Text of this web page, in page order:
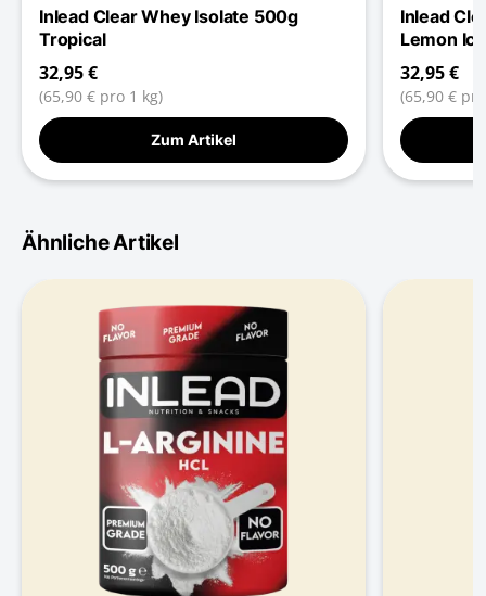
Inlead Clear Whey Isolate 500g
Tropical
32,95 €
(65,90 € pro 1 kg)
Zum Artikel
Inlead
Lemon
32,95 €
(65,90 €
Ähnliche Artikel